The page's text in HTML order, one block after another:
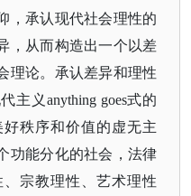
，承认现代社会理性的
，从而构造出一个以差
理论。承认差异和理性
主义 anything goes式的
秩序和价值的虚无主
功能分化的社会，法律
宗教理性、艺术理性